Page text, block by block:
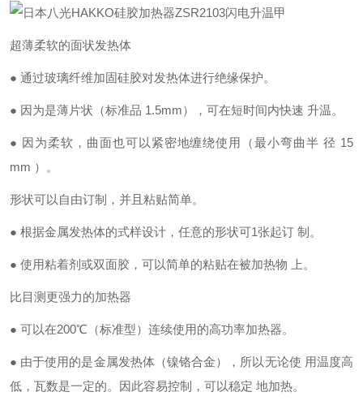
超薄柔软的面状发热体
● 通过玻璃纤维加固硅胶对发热体进行绝缘保护。
● 因为是薄片状（标准品 1.5mm），可在短时间内快速 升温。
● 因为柔软，曲面也可以紧密地缠绕使用（最小弯曲半 径 15
mm ）。
形状可以自由订制，并且粘贴简单。
● 根据金属发热体的式样设计，任意的形状可1张起订 制。
● 使用粘着剂或双面胶，可以简单的粘贴在被加热物 上。
比目测更强力的加热器
● 可以在200℃ （标准型）连续使用的高功率加热器。
● 由于使用的是金属发热体（镍铬合金），所以无论使 用温度高
低，瓦数是一定的。因此容易控制，可以稳定 地加热。